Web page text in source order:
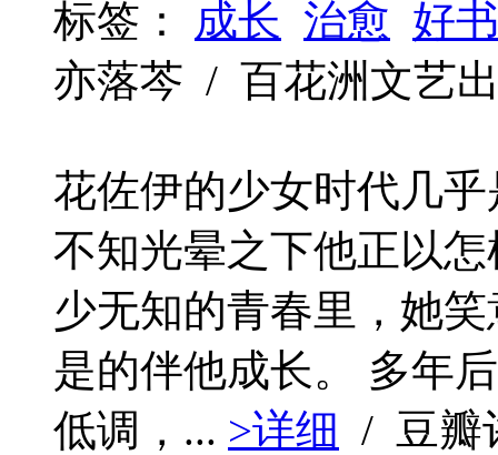
标签： 成长 治愈 好
亦落芩 / 百花洲文艺
花佐伊的少女时代几
不知光晕之下他正以
少无知的青春里，她
是的伴他成长。 多年
低调，... >详细 / 豆瓣